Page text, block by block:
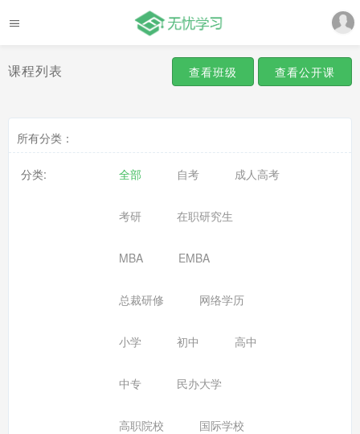
课程列表 查看班级 查看公开课
所有分类：
分类: 全部 自考 成人高考
考研 在职研究生
MBA EMBA
总裁研修 网络学历
小学 初中 高中
中专 民办大学
高职院校 国际学校